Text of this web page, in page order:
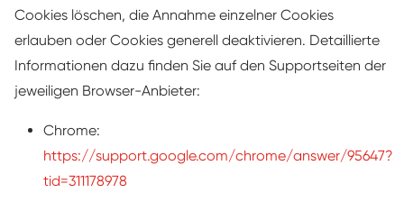
Cookies löschen, die Annahme einzelner Cookies
erlauben oder Cookies generell deaktivieren. Detaillierte
Informationen dazu finden Sie auf den Supportseiten der
jeweiligen Browser-Anbieter:
Chrome:
https://support.google.com/chrome/answer/95647?
tid=311178978